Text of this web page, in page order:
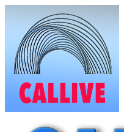
contenuto